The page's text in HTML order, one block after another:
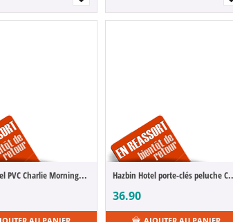
Hazbin Hotel PVC Charlie Morningstar 24 cm Hazbin Hotel
36.90